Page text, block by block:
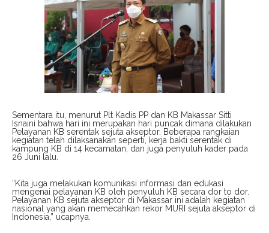
Sementara itu, menurut Plt Kadis PP dan KB Makassar Sitti
Isnaini bahwa hari ini merupakan hari puncak dimana dilakukan
Pelayanan KB serentak sejuta akseptor. Beberapa rangkaian
kegiatan telah dilaksanakan seperti, kerja bakti serentak di
kampung KB di 14 kecamatan, dan juga penyuluh kader pada
26 Juni lalu.
“Kita juga melakukan komunikasi informasi dan edukasi
mengenai pelayanan KB oleh penyuluh KB secara dor to dor.
Pelayanan KB sejuta akseptor di Makassar ini adalah kegiatan
nasional yang akan memecahkan rekor MURI sejuta akseptor di
Indonesia,” ucapnya.